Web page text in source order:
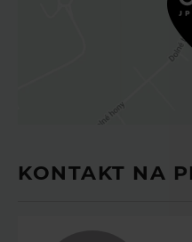
KONTAKT NA